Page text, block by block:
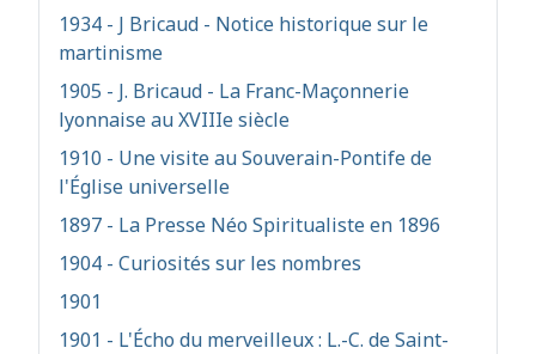
1934 - J Bricaud - Notice historique sur le
martinisme
1905 - J. Bricaud - La Franc-Maçonnerie
lyonnaise au XVIIIe siècle
1910 - Une visite au Souverain-Pontife de
l'Église universelle
1897 - La Presse Néo Spiritualiste en 1896
1904 - Curiosités sur les nombres
1901
1901 - L'Écho du merveilleux : L.-C. de Saint-